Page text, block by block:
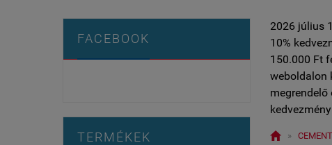
FACEBOOK
TERMÉKEK
2026 július
10%
150.000 Ft
weboldalon
 »